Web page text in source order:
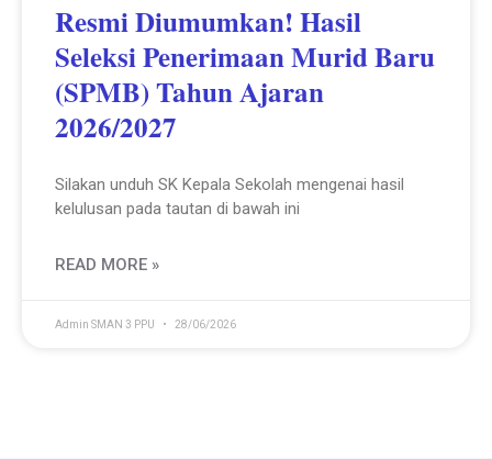
Resmi Diumumkan! Hasil
Seleksi Penerimaan Murid Baru
(SPMB) Tahun Ajaran
2026/2027
Silakan unduh SK Kepala Sekolah mengenai hasil
kelulusan pada tautan di bawah ini
READ MORE »
Admin SMAN 3 PPU 28/06/2026